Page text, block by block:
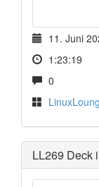
11. Juni
1:23:19
0
LL269 Deck